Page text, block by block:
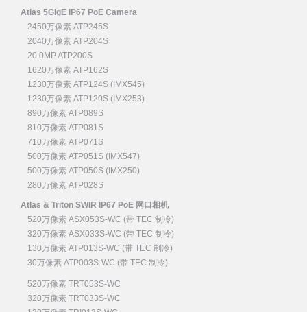
Atlas 5GigE IP67 PoE Camera
2450万像素 ATP245S
2040万像素 ATP204S
20.0MP ATP200S
1620万像素 ATP162S
1230万像素 ATP124S (IMX545)
1230万像素 ATP120S (IMX253)
890万像素 ATP089S
810万像素 ATP081S
710万像素 ATP071S
500万像素 ATP051S (IMX547)
500万像素 ATP050S (IMX250)
280万像素 ATP028S
Atlas & Triton SWIR IP67 PoE 网口相机
520万像素 ASX053S-WC (带 TEC 制冷)
320万像素 ASX033S-WC (带 TEC 制冷)
130万像素 ATP013S-WC (带 TEC 制冷)
30万像素 ATP003S-WC (带 TEC 制冷)
520万像素 TRT053S-WC
320万像素 TRT033S-WC